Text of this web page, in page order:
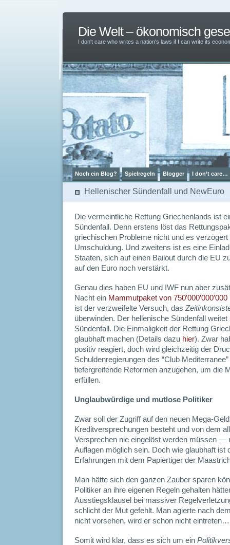
Die Welt – ökonomisch
I don't care who writes a nation's laws if I can write its
Noch ein Blog? Spielregeln Blogger I don’t care…
Hellenischer Sündenfall und NewEuro
Die vermeintliche Rettung Griechenlands ist
Sündenfall. Denn erstens löst das
griechischen Probleme nicht und es
Umschuldung. Und zweitens ist es eine
Staaten, sich auf einen Bailout durch die EU
auf den Euro noch verstärkt.
Genau dies haben EU und IWF nun aber
Nacht ein Mammutpaket von
ist der verzweifelte Versuch, das
überwinden. Der hellenische Sündenfall
Sündenfall. Die Einmaligkeit der Rettung
glaubhaft machen (Details dazu hier). Zwar
positiv reagiert, doch wird gleichzeitig der
Schuldenregierungen des “Club
tiefergreifende Reformen anzugehen, um die
erfüllen.
Unglaubwürdige und mutlose Politiker
Zwar soll der Zugriff auf den neuen Mega-
Kreditversprechungen besteht und von dem
Versprechen nie eingelöst werden müssen —
Auflagen möglich sein. Doch wie glaubhaft ist
Erfahrungen mit dem Papiertiger der
Man hätte sich den ganzen Zauber sparen
Politiker an ihre eigenen Regeln gehalten
Ausstiegsklausel bei massiver
schlicht der Mut gefehlt. Man agierte nach
nicht vorsehen, wird er schon nicht eintreten…
Somit wird klar, dass es sich um ein